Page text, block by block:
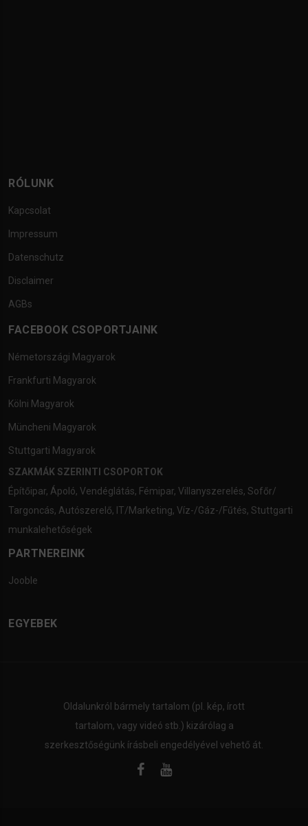
RÓLUNK
Kapcsolat
Impressum
Datenschutz
Disclaimer
AGBs
FACEBOOK CSOPORTJAINK
Németországi Magyarok
Frankfurti Magyarok
Kölni Magyarok
Müncheni Magyarok
Stuttgarti Magyarok
SZAKMÁK SZERINTI CSOPORTOK
Építőipar, Ápoló, Vendéglátás, Fémipar, Villanyszerelés, Sofőr/
Targoncás, Autószerelő, IT/Marketing, Víz-/Gáz-/Fűtés, Stuttgarti
munkalehetőségek
PARTNEREINK
Jooble
EGYEBEK
Oldalunkról bármely tartalom (pl. kép, írott
tartalom, vagy videó stb.) kizárólag a
szerkesztőségünk írásbeli engedélyével vehető át.